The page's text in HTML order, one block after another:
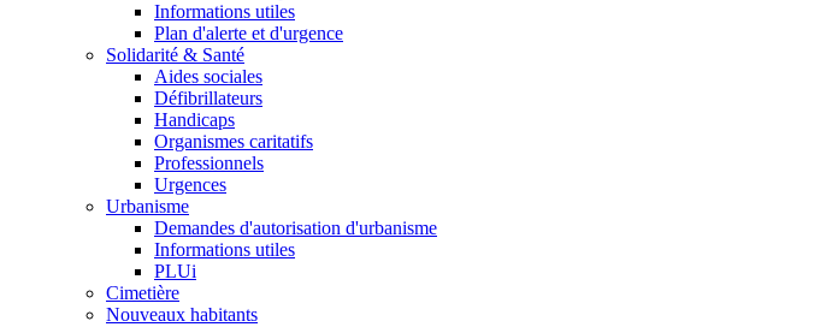
Informations utiles
Plan d'alerte et d'urgence
Solidarité & Santé
Aides sociales
Défibrillateurs
Handicaps
Organismes caritatifs
Professionnels
Urgences
Urbanisme
Demandes d'autorisation d'urbanisme
Informations utiles
PLUi
Cimetière
Nouveaux habitants